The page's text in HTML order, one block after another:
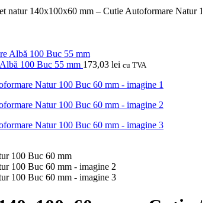
natur 140x100x60 mm – Cutie Autoformare Natur
100 Buc 55 mm 173,03 lei cu TVA